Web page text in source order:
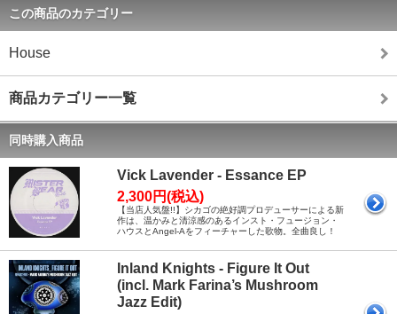
この商品のカテゴリー
House
商品カテゴリー一覧
同時購入商品
Vick Lavender - Essance EP
2,300円(税込)
【当店人気盤!!】シカゴの絶好調プロデューサーによる新
作は、温かみと清涼感のあるインスト・フュージョン・
ハウスとAngel-Aをフィーチャーした歌物。全曲良し！
Inland Knights - Figure It Out
(incl. Mark Farina’s Mushroom
Jazz Edit)